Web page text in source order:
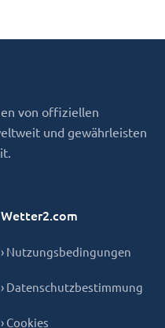
von offiziellen
und gewährleisten
Wetter2.com
› Nutzungsbedingungen
› Datenschutzbestimmung
› Cookies